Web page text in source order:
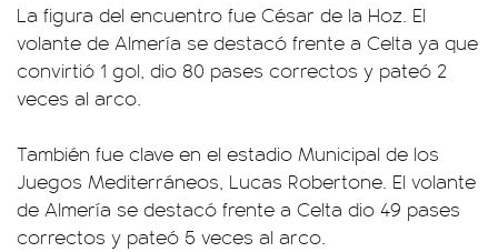
La figura del encuentro fue César de la Hoz. El
volante de Almería se destacó frente a Celta ya que
convirtió 1 gol, dio 80 pases correctos y pateó 2
veces al arco.
También fue clave en el estadio Municipal de los
Juegos Mediterráneos, Lucas Robertone. El volante
de Almería se destacó frente a Celta dio 49 pases
correctos y pateó 5 veces al arco.